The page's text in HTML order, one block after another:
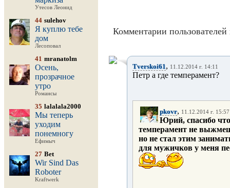
Утесов Леонид
44 sulehov
Я куплю тебе
дом
Лесоповал
41 mranatolm
Осень,
прозрачное
утро
Романсы
35 lalalala2000
Мы теперь
уходим
понемногу
Ефимыч
27 Bet
Wir Sind Das
Roboter
Kraftwerk
Комментарии пользователей
Tverskoi61, 11.12.2014 г. 14:11
Петр а где темперамент?
pkovr, 11.12.2014 г. 15:57
Юрий, спасибо
темперамент не
но не стал этим
для мужичков у меня